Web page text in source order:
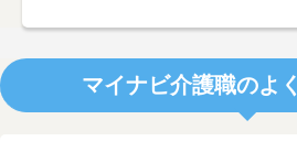
マイナビ介護職のよ